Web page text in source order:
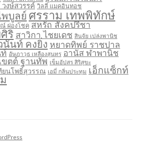
งษ์สวรรค์ วิลลี่ แมคอินทอช
บูลย์ศรราม เทพพิทักษ์
ผ่องโชค สหรัถ สังคปรีชา
ริ สาวิกา ไชยเดช สินจัย เปล่งพานิช
นันท์ คงยิ่ง หยาดทิพย์ ราชปาล
อัษฎาวุธ เหลืองสุนทร อานัส ฬาพานิช
ขตต์ ฐานทัพ เข็มอัปสร สิริสุขะ
ยนโพธิ์สุวรรณ เอมี่ กลิ่นประทุม เอ็กแซ็กท์